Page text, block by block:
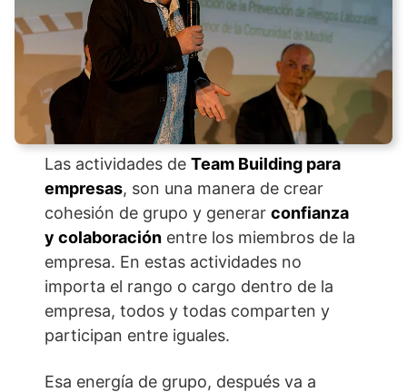
Las actividades deTeam Building para
empresas, son una manera de crear
cohesión de grupo y generarconfianza
y colaboración entre los miembros de la
empresa. En estas actividades no
importa el rango o cargo dentro de la
empresa, todos y todas comparten y
participan entre iguales.
Esa energía de grupo, después va a